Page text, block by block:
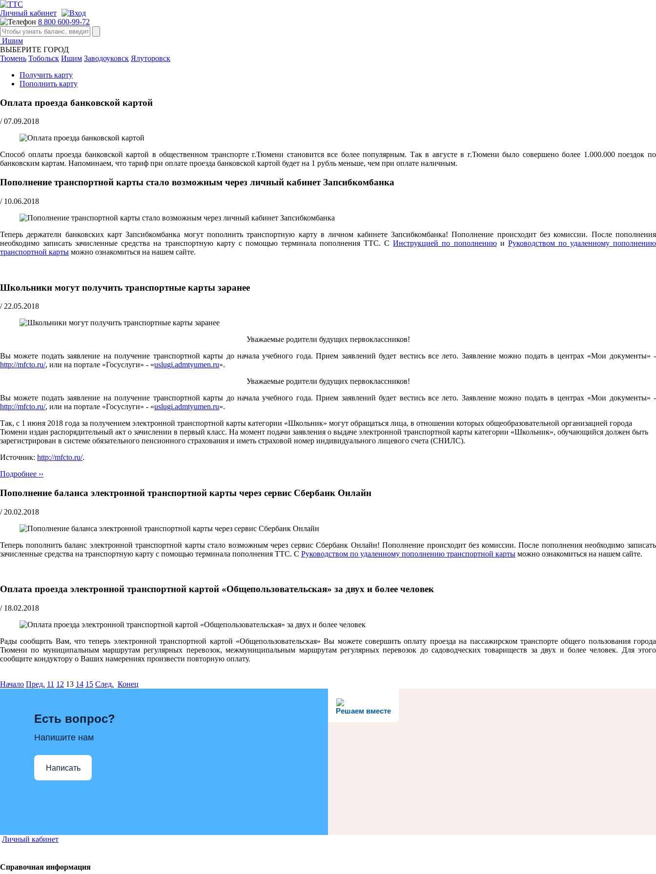
Личный кабинет
8 800 600-99-72
Ишим
ВЫБЕРИТЕ ГОРОД
Тюмень Тобольск Ишим Заводоуковск Ялуторовск
Получить карту
Пополнить карту
Оплата проезда банковской картой
/ 07.09.2018
Способ оплаты проезда банковской картой в общественном транспорте г.Тюмени становится все более популярным. Так в августе в г.Тюмени было совершено более 1.000.000 поездок по
банковским картам. Напоминаем, что тариф при оплате проезда банковской картой будет на 1 рубль меньше, чем при оплате наличным.
Пополнение транспортной карты стало возможным через личный кабинет Запсибкомбанка
/ 10.06.2018
Теперь держатели банковских карт Запсибкомбанка могут пополнить транспортную карту в личном кабинете Запсибкомбанка! Пополнение происходит без комиссии. После пополнения
необходимо записать зачисленные средства на транспортную карту с помощью терминала пополнения ТТС. СИнструкцией по пополнениюи Руководством по удаленному пополнению
транспортной карты можно ознакомиться на нашем сайте.
Школьники могут получить транспортные карты заранее
/ 22.05.2018
Уважаемые родители будущих первоклассников!
Вы можете подать заявление на получение транспортной карты до начала учебного года. Прием заявлений будет вестись все лето. Заявление можно подать в центрах «Мои документы» -
http://mfcto.ru/, или на портале «Госуслуги» - «uslugi.admtyumen.ru».
Уважаемые родители будущих первоклассников!
Вы можете подать заявление на получение транспортной карты до начала учебного года. Прием заявлений будет вестись все лето. Заявление можно подать в центрах «Мои документы» -
http://mfcto.ru/, или на портале «Госуслуги» - «uslugi.admtyumen.ru».
Так, с 1 июня 2018 года за получением электронной транспортной карты категории «Школьник» могут обращаться лица, в отношении которых общеобразовательной организацией города
Тюмени издан распорядительный акт о зачислении в первый класс. На момент подачи заявления о выдаче электронной транспортной карты категории «Школьник», обучающийся должен быть
зарегистрирован в системе обязательного пенсионного страхования и иметь страховой номер индивидуального лицевого счета (СНИЛС).
Источник: http://mfcto.ru/.
Подробнее ››
Пополнение баланса электронной транспортной карты через сервис Сбербанк Онлайн
/ 20.02.2018
Теперь пополнить баланс электронной транспортной карты стало возможным через сервис Сбербанк Онлайн! Пополнение происходит без комиссии. После пополнения необходимо записать
зачисленные средства на транспортную карту с помощью терминала пополнения ТТС. С Руководством по удаленному пополнению транспортной карты можно ознакомиться на нашем сайте.
Оплата проезда электронной транспортной картой «Общепользовательская» за двух и более человек
/ 18.02.2018
Рады сообщить Вам, что теперь электронной транспортной картой «Общепользовательская» Вы можете совершить оплату проезда на пассажирском транспорте общего пользования города
Тюмени по муниципальным маршрутам регулярных перевозок, межмуниципальным маршрутам регулярных перевозок до садоводческих товариществ за двух и более человек. Для этого
сообщите кондуктору о Ваших намерениях произвести повторную оплату.
Начало Пред. 11 12 13 14 15 След. Конец
Решаем вместе
Есть вопрос?
Напишите нам
Написать
Личный кабинет
Справочная информация